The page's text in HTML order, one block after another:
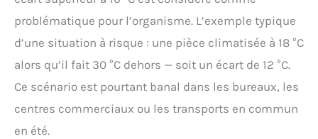
problématique pour l’organisme. L’exemple typique
d’une situation à risque : une pièce climatisée à 18 °C
alors qu’il fait 30 °C dehors — soit un écart de 12 °C.
Ce scénario est pourtant banal dans les bureaux, les
centres commerciaux ou les transports en commun
en été.